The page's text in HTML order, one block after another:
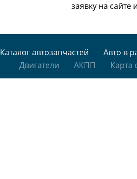
заявку на сайте
Каталог автозапчастей
Авто в
Двигатели
АКПП Карта